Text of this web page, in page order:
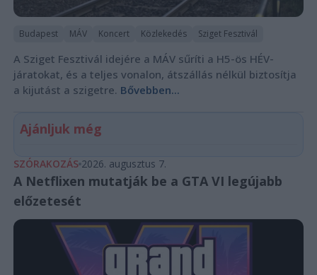
Budapest MÁV Koncert Közlekedés Sziget Fesztivál
A Sziget Fesztivál idejére a MÁV sűríti a H5-ös HÉV-
járatokat, és a teljes vonalon, átszállás nélkül biztosítja
a kijutást a szigetre. Bővebben...
Ajánljuk még
SZÓRAKOZÁS 2026. augusztus 7.
A Netflixen mutatják be a GTA VI legújabb
előzetesét